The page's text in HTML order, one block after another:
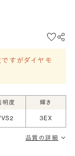
すがダイヤモ
明度 輝き
3EX
品質の詳細